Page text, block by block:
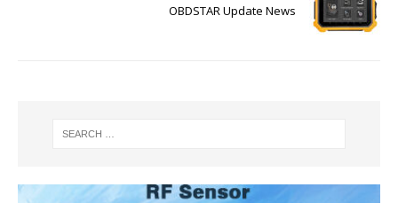
OBDSTAR Update News